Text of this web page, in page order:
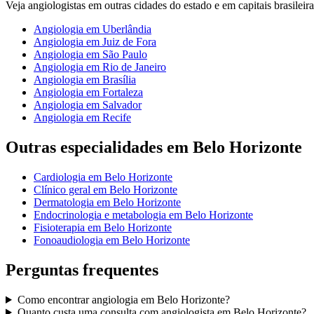
Veja angiologistas em outras cidades do estado e em capitais
Angiologia em Uberlândia
Angiologia em Juiz de Fora
Angiologia em São Paulo
Angiologia em Rio de Janeiro
Angiologia em Brasília
Angiologia em Fortaleza
Angiologia em Salvador
Angiologia em Recife
Outras especialidades em Belo Horizonte
Cardiologia em Belo Horizonte
Clínico geral em Belo Horizonte
Dermatologia em Belo Horizonte
Endocrinologia e metabologia em Belo Horizonte
Fisioterapia em Belo Horizonte
Fonoaudiologia em Belo Horizonte
Perguntas frequentes
Como encontrarangiologia em Belo Horizonte?